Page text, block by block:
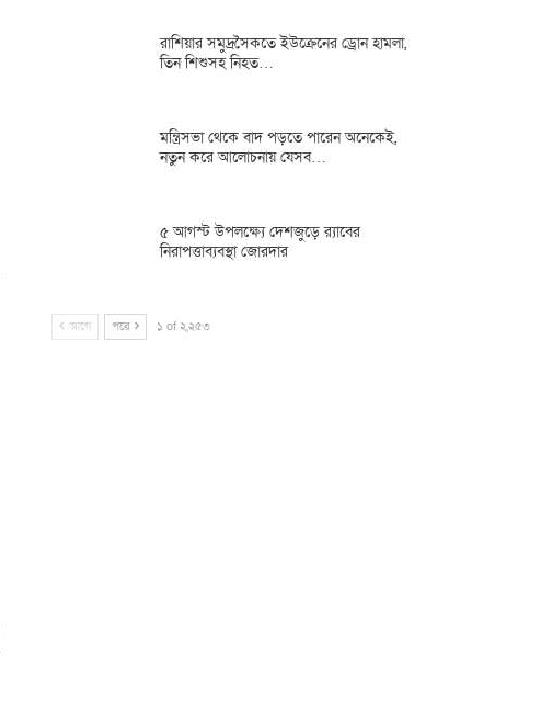
রাশিয়ার সমুদ্রসৈকতে ইউক্রেনের ড্রোন হামলা,
তিন শিশুসহ নিহত…
মন্ত্রিসভা থেকে বাদ পড়তে পারেন অনেকেই,
নতুন করে আলোচনায় যেসব…
৫ আগস্ট উপলক্ষ্যে দেশজুড়ে র‌্যাবের
নিরাপত্তাব্যবস্থা জোরদার
আগে পরে ১ of ২,২৫৩